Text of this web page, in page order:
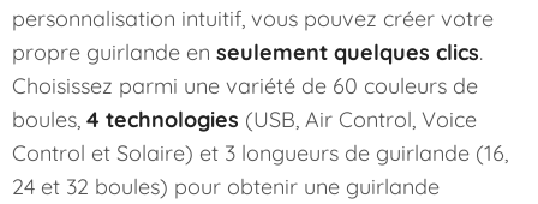
personnalisation intuitif, vous pouvez créer votre
propre guirlande en seulement quelques clics.
Choisissez parmi une variété de 60 couleurs de
boules, 4 technologies (USB, Air Control, Voice
Control et Solaire) et 3 longueurs de guirlande (16,
24 et 32 boules) pour obtenir une guirlande